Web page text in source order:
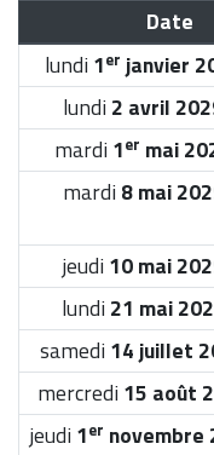
Date
lundi 1er janvier
lundi 2 avril
mardi 1er mai
mardi 8 mai
jeudi 10 mai
lundi 21 mai
samedi 14 juillet
mercredi 15 août
jeudi 1er novembre